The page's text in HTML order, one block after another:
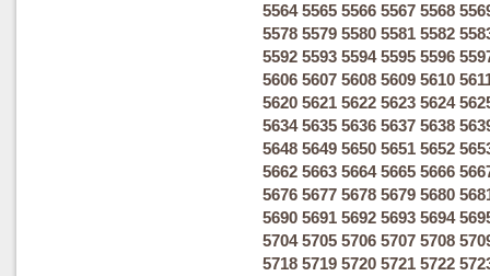
5564 5565 5566 5567 5568
5578 5579 5580 5581 5582
5592 5593 5594 5595 5596
5606 5607 5608 5609 5610
5620 5621 5622 5623 5624
5634 5635 5636 5637 5638
5648 5649 5650 5651 5652
5662 5663 5664 5665 5666
5676 5677 5678 5679 5680
5690 5691 5692 5693 5694
5704 5705 5706 5707 5708
5718 5719 5720 5721 5722